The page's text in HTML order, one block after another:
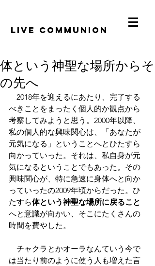
​LiVE COMMUNION
体という神聖な場所からそ
の先へ
2018年を迎えるにあたり、完了する
べきことをまったく個人的か観点から
考察してみようと思う。2000年以降、
私の個人的な興味関心は、「あなたが
元気になる」ということへとひたすら
向かっていった。それは、私自身が元
気になるということでもあった。その
興味関心が、特に急速に身体へと向か
っていったの2009年頃からだった。ひ
たすら体という神聖な場所に戻ること
へと意識が向かい、そこにたくさんの
時間を費やした。
チャクラとかオーラなんていう今で
は当たり前のように使う人も増えた言